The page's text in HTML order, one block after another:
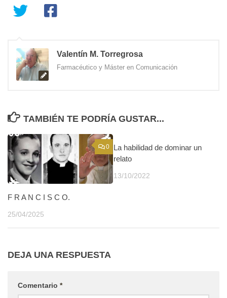
Valentín M. Torregrosa
Farmacéutico y Máster en Comunicación
TAMBIÉN TE PODRÍA GUSTAR...
0
F R A N C I S C O.
25/04/2025
La habilidad de dominar un
relato
13/10/2022
DEJA UNA RESPUESTA
Comentario *